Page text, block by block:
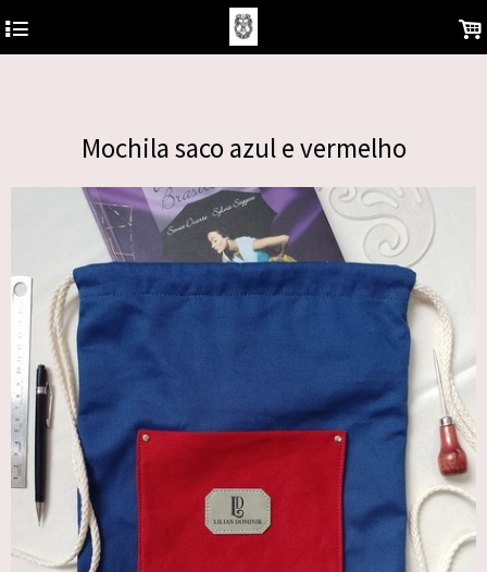
https://analytics.google.com/analytics/web/?hl=pt-BR&pli=1#/report-
home/a122681577w180810930p178850878
4 .
Mochila saco azul e vermelho